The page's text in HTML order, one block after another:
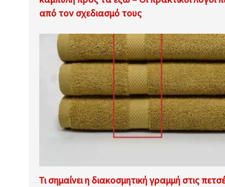
από τον σχεδιασμό τους
Τι σημαίνει η διακοσμητική γραμμή στις